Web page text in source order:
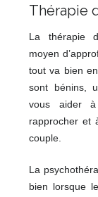
Thérapie
La thérapie
moyen
tout va bien
sont bénins,
vous aider
rapprocher et
couple.
La
bien lorsque